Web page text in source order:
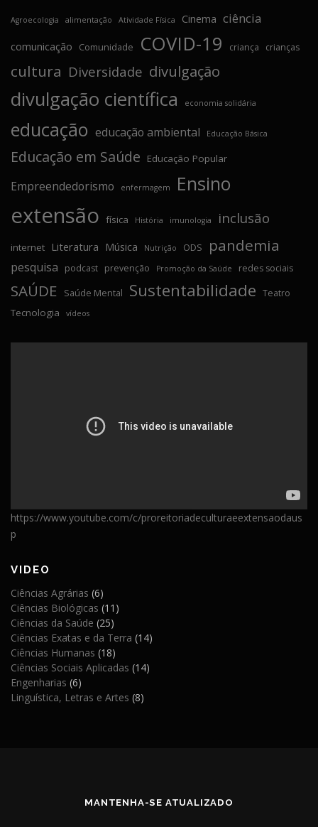
Agroecologia alimentação Atividade Física Cinema ciência
comunicação Comunidade COVID-19 criança crianças
cultura Diversidade divulgação
divulgação científica economia solidária
educação educação ambiental Educação Básica
Educação em Saúde Educação Popular
Empreendedorismo enfermagem Ensino
extensão física História imunologia inclusão
internet Literatura Música Nutrição ODS pandemia
pesquisa podcast prevenção Promoção da Saúde redes sociais
SAÚDE Saúde Mental Sustentabilidade Teatro
Tecnologia vídeos
https://www.youtube.com/c/proreitoriadeculturaeextensaodaus
p
VIDEO
Ciências Agrárias (6)
Ciências Biológicas (11)
Ciências da Saúde (25)
Ciências Exatas e da Terra (14)
Ciências Humanas (18)
Ciências Sociais Aplicadas (14)
Engenharias (6)
Linguística, Letras e Artes (8)
MANTENHA-SE ATUALIZADO